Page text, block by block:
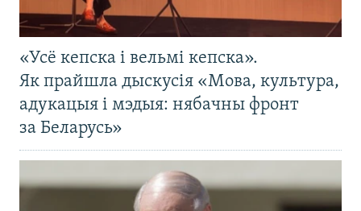
«Усё кепска і вельмі кепска».
Як прайшла дыскусія «Мова, культура,
адукацыя і мэдыя: нябачны фронт
за Беларусь»